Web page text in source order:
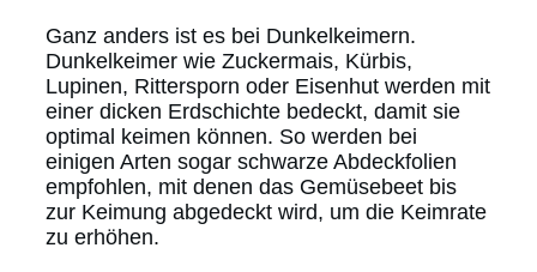
Ganz anders ist es bei Dunkelkeimern.
Dunkelkeimer wie Zuckermais, Kürbis,
Lupinen, Rittersporn oder Eisenhut werden mit
einer dicken Erdschichte bedeckt, damit sie
optimal keimen können. So werden bei
einigen Arten sogar schwarze Abdeckfolien
empfohlen, mit denen das Gemüsebeet bis
zur Keimung abgedeckt wird, um die Keimrate
zu erhöhen.